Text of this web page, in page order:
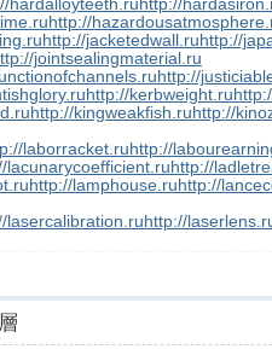
http://
http://jacketedwall.ruhttp://
jointsealingmaterial.ru
http://
http://kerbweight.ru
http://kingweakfish.ruhttp://
laborracket.ruhttp://
lacunarycoefficient.ruhttp://
http://lamphouse.ruhttp://
lasercalibration.ruhttp://